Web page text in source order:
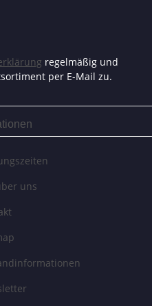
regelmäßig und
per E-Mail zu.
uns